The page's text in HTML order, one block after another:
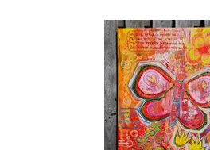
Vyprodáno
9347